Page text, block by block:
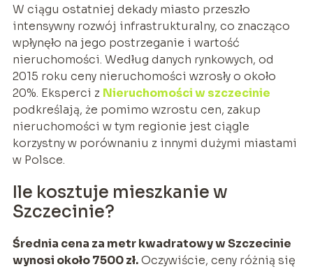
W ciągu ostatniej dekady miasto przeszło
intensywny rozwój infrastrukturalny, co znacząco
wpłynęło na jego postrzeganie i wartość
nieruchomości. Według danych rynkowych, od
2015 roku ceny nieruchomości wzrosły o około
20%. Eksperci z Nieruchomości w szczecinie
podkreślają, że pomimo wzrostu cen, zakup
nieruchomości w tym regionie jest ciągle
korzystny w porównaniu z innymi dużymi miastami
w Polsce.
Ile kosztuje mieszkanie w
Szczecinie?
Średnia cena za metr kwadratowy w Szczecinie
wynosi około 7500 zł.Oczywiście, ceny różnią się